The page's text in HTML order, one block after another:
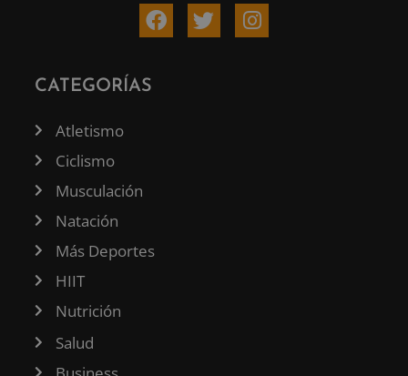
CATEGORÍAS
Atletismo
Ciclismo
Musculación
Natación
Más Deportes
HIIT
Nutrición
Salud